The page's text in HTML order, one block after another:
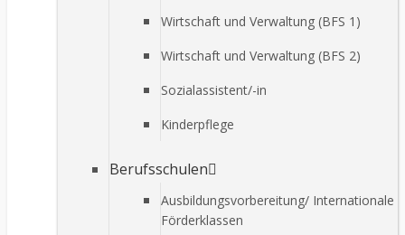
Wirtschaft und Verwaltung (BFS 1)
Wirtschaft und Verwaltung (BFS 2)
Sozialassistent/-in
Kinderpflege
Berufsschulen
Ausbildungsvorbereitung/ Internationale
Förderklassen